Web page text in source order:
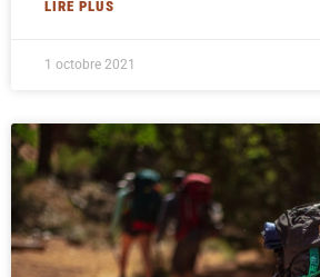
LIRE PLUS
1 octobre 2021